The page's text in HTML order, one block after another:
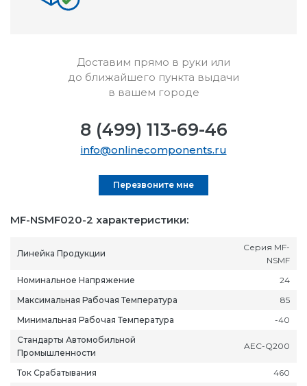
MF-NSMF020-2 характеристики:
Линейка Продукции
Серия MF-
NSMF
Номинальное Напряжение
24
Максимальная Рабочая Температура
85
Минимальная Рабочая Температура
-40
Стандарты Автомобильной
Промышленности
AEC-Q200
Ток Срабатывания 460
Доставим прямо в руки или
до ближайшего пункта выдачи
в вашем городе
8 (499) 113-69-46
info@onlinecomponents.ru
Перезвоните мне